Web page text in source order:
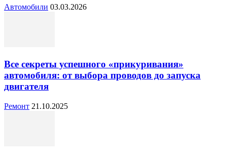
Автомобили 03.03.2026
Все секреты успешного «прикуривания»
автомобиля: от выбора проводов до запуска
двигателя
Ремонт 21.10.2025